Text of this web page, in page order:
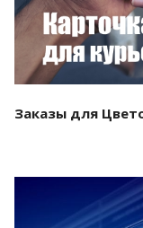
Заказы для